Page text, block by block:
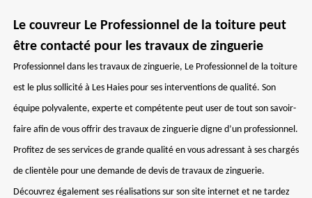
Le couvreur Le Professionnel de la toiture peut
être contacté pour les travaux de zinguerie
Professionnel dans les travaux de zinguerie, Le Professionnel de la toiture
est le plus sollicité à Les Haies pour ses interventions de qualité. Son
équipe polyvalente, experte et compétente peut user de tout son savoir-
faire afin de vous offrir des travaux de zinguerie digne d’un professionnel.
Profitez de ses services de grande qualité en vous adressant à ses chargés
de clientèle pour une demande de devis de travaux de zinguerie.
Découvrez également ses réalisations sur son site internet et ne tardez